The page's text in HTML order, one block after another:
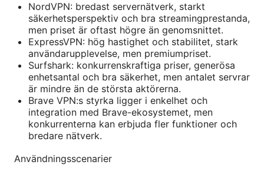
NordVPN: bredast servernätverk, starkt
säkerhetsperspektiv och bra streamingprestanda,
men priset är oftast högre än genomsnittet.
ExpressVPN: hög hastighet och stabilitet, stark
användarupplevelse, men premiumpriset.
Surfshark: konkurrenskraftiga priser, generösa
enhetsantal och bra säkerhet, men antalet servrar
är mindre än de största aktörerna.
Brave VPN:s styrka ligger i enkelhet och
integration med Brave-ekosystemet, men
konkurrenterna kan erbjuda fler funktioner och
bredare nätverk.
Användningsscenarier